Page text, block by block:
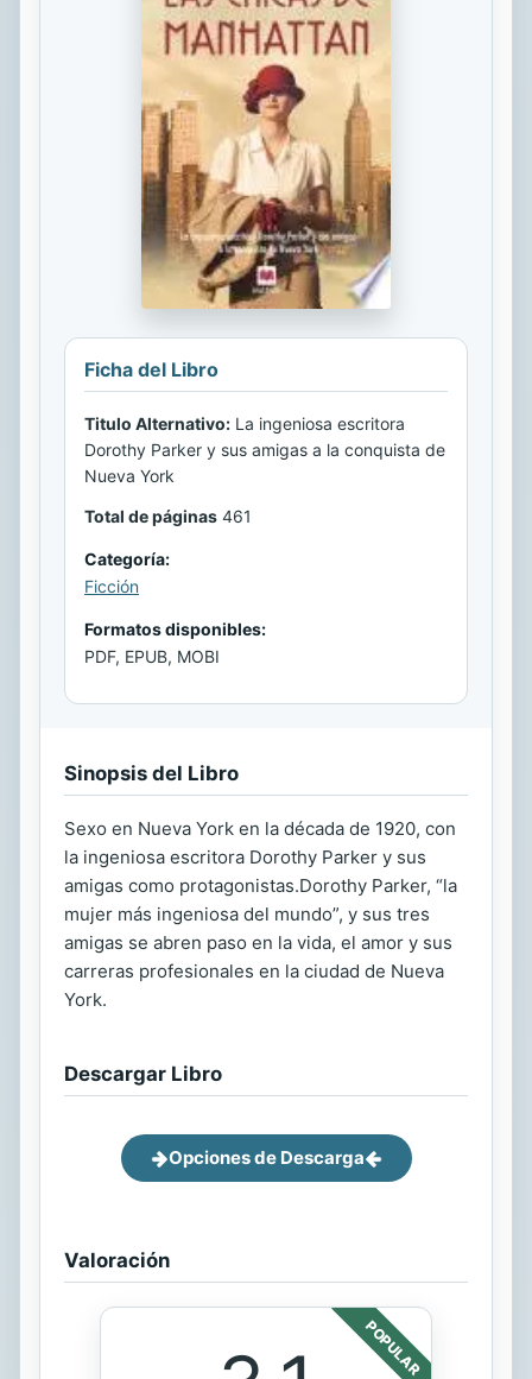
Ficha del Libro
Titulo Alternativo: La ingeniosa escritora
Dorothy Parker y sus amigas a la conquista de
Nueva York
Total de páginas 461
Categoría:
Ficción
Formatos disponibles:
PDF, EPUB, MOBI
Sinopsis del Libro
Sexo en Nueva York en la década de 1920, con
la ingeniosa escritora Dorothy Parker y sus
amigas como protagonistas.Dorothy Parker, “la
mujer más ingeniosa del mundo”, y sus tres
amigas se abren paso en la vida, el amor y sus
carreras profesionales en la ciudad de Nueva
York.
Descargar Libro
Opciones de Descarga
Valoración
POPULAR